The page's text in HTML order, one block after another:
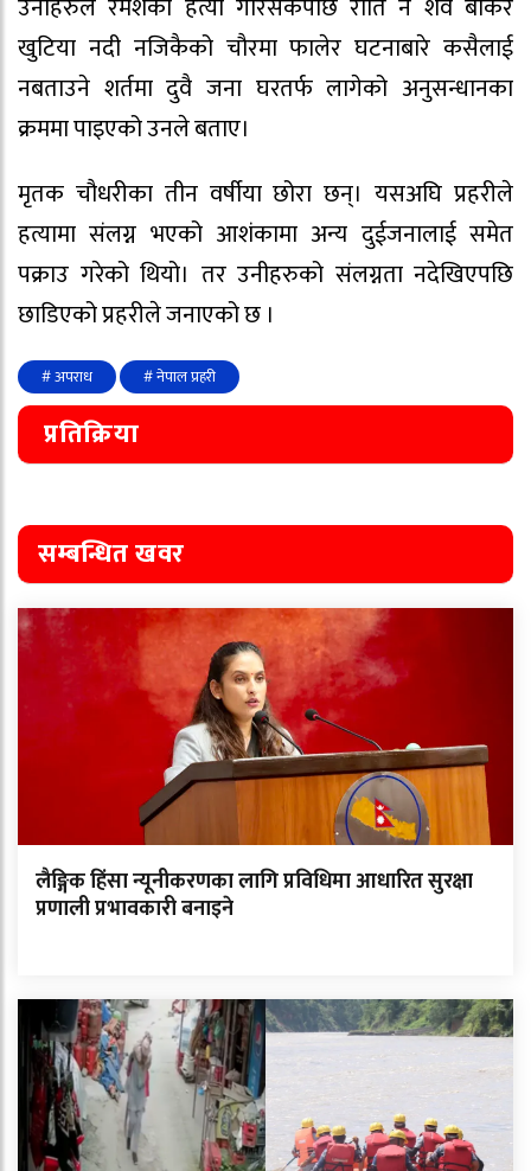
उनीहरुले रमेशको हत्या गरिसकेपछि राति नै शव बोकेर
खुटिया नदी नजिकैको चौरमा फालेर घटनाबारे कसैलाई
नबताउने शर्तमा दुवै जना घरतर्फ लागेको अनुसन्धानका
क्रममा पाइएको उनले बताए।
मृतक चौधरीका तीन वर्षीया छोरा छन्। यसअघि प्रहरीले
हत्यामा संलग्न भएको आशंकामा अन्य दुईजनालाई समेत
पक्राउ गरेको थियो। तर उनीहरुको संलग्नता नदेखिएपछि
छाडिएको प्रहरीले जनाएको छ ।
# अपराध # नेपाल प्रहरी
प्रतिक्रिया
सम्बन्धित खवर
लैङ्गिक हिंसा न्यूनीकरणका लागि प्रविधिमा आधारित सुरक्षा
प्रणाली प्रभावकारी बनाइने